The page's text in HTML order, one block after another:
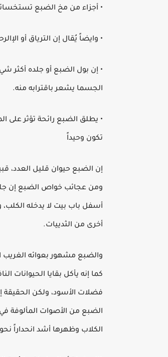
• أجزاء من مخ الضبع
• وايضاً يُقال إن الترياق أو
• إن بول الضبع أو جلده أكثر
الجسما يشعر باقترابه منه.
• يطلق الضبع رائحة تؤثر على
تكون وحيداً
إن الضبع حيوان قليل العدد،
ومن عجائب خواص الضبع إن
أسفل باب بيت لا يدخله
أخرى من الثدييات.
والضبع مشهور بعوائه
كما إنه يأكل بقايا الحيوانات
فضلات الأسود، ولكن
الضبع من الأصوات المألوفة
الكلاب وظهرها أشد انحداراً